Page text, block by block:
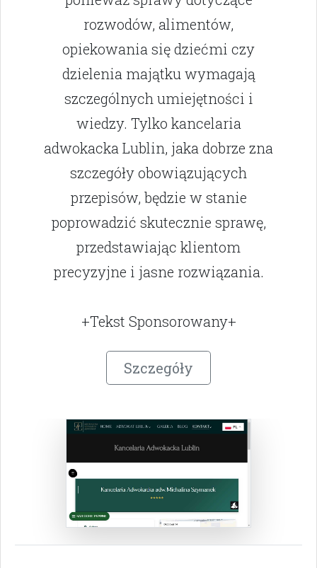
rozwodów, alimentów,
opiekowania się dziećmi czy
dzielenia majątku wymagają
szczególnych umiejętności i
wiedzy. Tylko kancelaria
adwokacka Lublin, jaka dobrze zna
szczegóły obowiązujących
przepisów, będzie w stanie
poprowadzić skutecznie sprawę,
przedstawiając klientom
precyzyjne i jasne rozwiązania.
+Tekst Sponsorowany+
Szczegóły